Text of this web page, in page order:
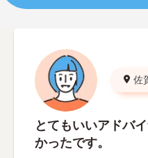
佐
とてもいいアドバ
かったです。